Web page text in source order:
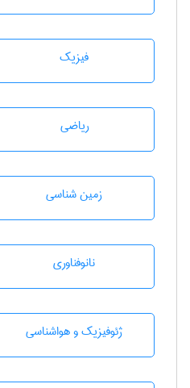
فیزیک
رياضی
زمين شناسی
نانوفناوری
ژئوفيزيك و هواشناسی